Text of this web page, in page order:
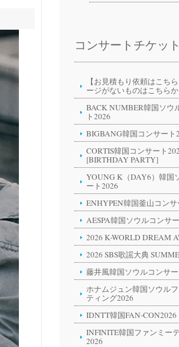
コンサートチケット
【お見積もり依頼はこち
ージがないものはこちら
BACK NUMBER韓国ソウ
ト2026
BIGBANG韓国コンサート
CORTIS韓国コンサート
[BIRTHDAY PARTY]
YOUNG K（DAY6）韓国
ート2026
ENHYPEN韓国釜山コン
AESPA韓国ソウルコンサ
2026 K-WORLD DREAM
2026 SBS歌謡大典
藤井風韓国ソウルコンサ
ホナムジュン韓国ソウル
ティング2026
IDNTT韓国FAN-CON2026
INFINITE韓国ファンミー
2026